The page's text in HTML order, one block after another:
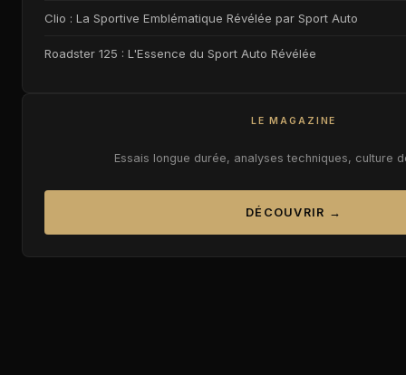
Clio : La Sportive Emblématique Révélée par Sport Auto
Roadster 125 : L'Essence du Sport Auto Révélée
LE MAGAZINE
Essais longue durée, analyses techniques, culture
DÉCOUVRIR →